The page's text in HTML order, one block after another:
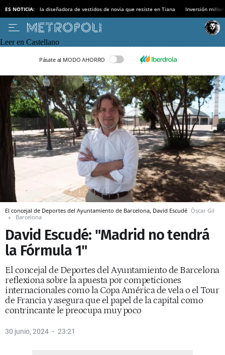
ES NOTICIA: la diseñadora de vestidos de novia que resiste en Tiana Inversión
Leer en Castellano
Pásate al MODO AHORRO
El concejal de Deportes del Ayuntamiento de Barcelona, David Escudé Òscar Gil
Barcelona
David Escudé: "Madrid no tendrá
la Fórmula 1"
El concejal de Deportes del Ayuntamiento de Barcelona
reflexiona sobre la apuesta por competiciones
internacionales como la Copa América de vela o el Tour
de Francia y asegura que el papel de la capital como
contrincante le preocupa muy poco
30 junio, 2024 23:21